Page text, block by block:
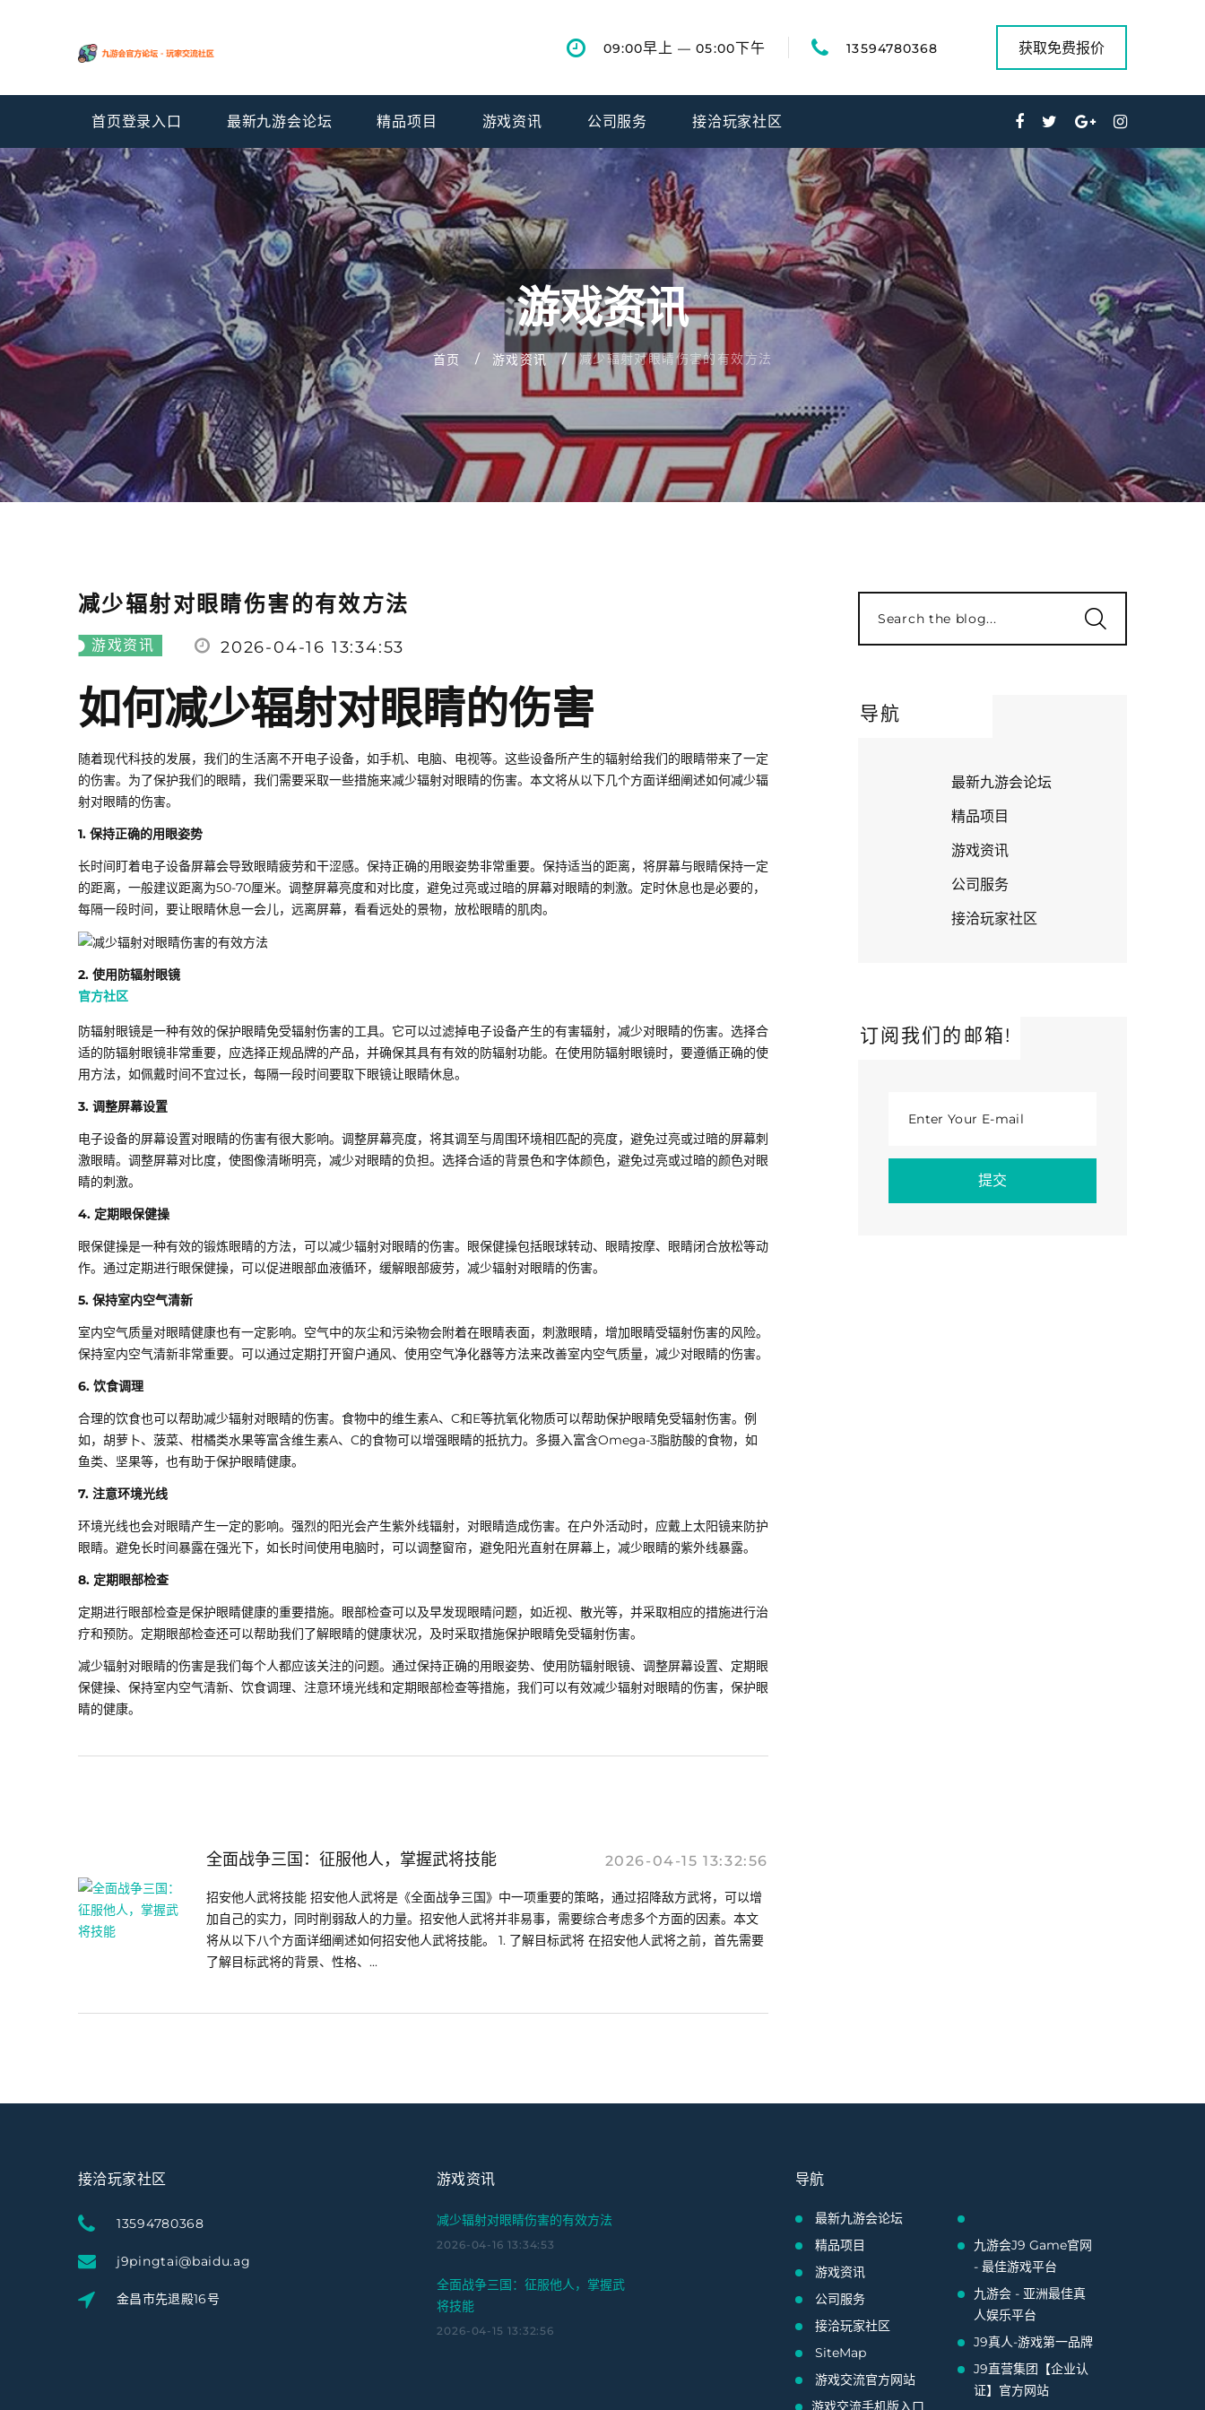
09:00早上 — 05:00下午 13594780368 获取免费报价
首页登录入口 最新九游会论坛 精品项目 游戏资讯 公司服务 接洽玩家社区
游戏资讯
首页 游戏资讯 减少辐射对眼睛伤害的有效方法
减少辐射对眼睛伤害的有效方法
游戏资讯 2026-04-16 13:34:53
如何减少辐射对眼睛的伤害
随着现代科技的发展，我们的生活离不开电子设备，如手机、电脑、电视等。这些设备所产生的辐射给我们的眼睛带来了一定
的伤害。为了保护我们的眼睛，我们需要采取一些措施来减少辐射对眼睛的伤害。本文将从以下几个方面详细阐述如何减少辐
射对眼睛的伤害。
1. 保持正确的用眼姿势
长时间盯着电子设备屏幕会导致眼睛疲劳和干涩感。保持正确的用眼姿势非常重要。保持适当的距离，将屏幕与眼睛保持一定
的距离，一般建议距离为50-70厘米。调整屏幕亮度和对比度，避免过亮或过暗的屏幕对眼睛的刺激。定时休息也是必要的，
每隔一段时间，要让眼睛休息一会儿，远离屏幕，看看远处的景物，放松眼睛的肌肉。
2. 使用防辐射眼镜
官方社区
防辐射眼镜是一种有效的保护眼睛免受辐射伤害的工具。它可以过滤掉电子设备产生的有害辐射，减少对眼睛的伤害。选择合
适的防辐射眼镜非常重要，应选择正规品牌的产品，并确保其具有有效的防辐射功能。在使用防辐射眼镜时，要遵循正确的使
用方法，如佩戴时间不宜过长，每隔一段时间要取下眼镜让眼睛休息。
3. 调整屏幕设置
电子设备的屏幕设置对眼睛的伤害有很大影响。调整屏幕亮度，将其调至与周围环境相匹配的亮度，避免过亮或过暗的屏幕刺
激眼睛。调整屏幕对比度，使图像清晰明亮，减少对眼睛的负担。选择合适的背景色和字体颜色，避免过亮或过暗的颜色对眼
睛的刺激。
4. 定期眼保健操
眼保健操是一种有效的锻炼眼睛的方法，可以减少辐射对眼睛的伤害。眼保健操包括眼球转动、眼睛按摩、眼睛闭合放松等动
作。通过定期进行眼保健操，可以促进眼部血液循环，缓解眼部疲劳，减少辐射对眼睛的伤害。
5. 保持室内空气清新
室内空气质量对眼睛健康也有一定影响。空气中的灰尘和污染物会附着在眼睛表面，刺激眼睛，增加眼睛受辐射伤害的风险。
保持室内空气清新非常重要。可以通过定期打开窗户通风、使用空气净化器等方法来改善室内空气质量，减少对眼睛的伤害。
6. 饮食调理
合理的饮食也可以帮助减少辐射对眼睛的伤害。食物中的维生素A、C和E等抗氧化物质可以帮助保护眼睛免受辐射伤害。例
如，胡萝卜、菠菜、柑橘类水果等富含维生素A、C的食物可以增强眼睛的抵抗力。多摄入富含Omega-3脂肪酸的食物，如
鱼类、坚果等，也有助于保护眼睛健康。
7. 注意环境光线
环境光线也会对眼睛产生一定的影响。强烈的阳光会产生紫外线辐射，对眼睛造成伤害。在户外活动时，应戴上太阳镜来防护
眼睛。避免长时间暴露在强光下，如长时间使用电脑时，可以调整窗帘，避免阳光直射在屏幕上，减少眼睛的紫外线暴露。
8. 定期眼部检查
定期进行眼部检查是保护眼睛健康的重要措施。眼部检查可以及早发现眼睛问题，如近视、散光等，并采取相应的措施进行治
疗和预防。定期眼部检查还可以帮助我们了解眼睛的健康状况，及时采取措施保护眼睛免受辐射伤害。
减少辐射对眼睛的伤害是我们每个人都应该关注的问题。通过保持正确的用眼姿势、使用防辐射眼镜、调整屏幕设置、定期眼
保健操、保持室内空气清新、饮食调理、注意环境光线和定期眼部检查等措施，我们可以有效减少辐射对眼睛的伤害，保护眼
睛的健康。
全面战争三国：征服他人，掌握武将技能 2026-04-15 13:32:56
招安他人武将技能 招安他人武将是《全面战争三国》中一项重要的策略，通过招降敌方武将，可以增
加自己的实力，同时削弱敌人的力量。招安他人武将并非易事，需要综合考虑多个方面的因素。本文
将从以下八个方面详细阐述如何招安他人武将技能。 1. 了解目标武将 在招安他人武将之前，首先需要
了解目标武将的背景、性格、...
Search the blog...
导航
最新九游会论坛
精品项目
游戏资讯
公司服务
接洽玩家社区
订阅我们的邮箱!
Enter Your E-mail
提交
接洽玩家社区
13594780368
j9pingtai@baidu.ag
金昌市先退殿16号
游戏资讯
减少辐射对眼睛伤害的有效方法
2026-04-16 13:34:53
全面战争三国：征服他人，掌握武
将技能
2026-04-15 13:32:56
导航
最新九游会论坛
精品项目
游戏资讯
公司服务
接洽玩家社区
SiteMap
游戏交流官方网站
九游会J9 Game官网
- 最佳游戏平台
九游会 - 亚洲最佳真
人娱乐平台
J9真人-游戏第一品牌
J9直营集团【企业认
证】官方网站